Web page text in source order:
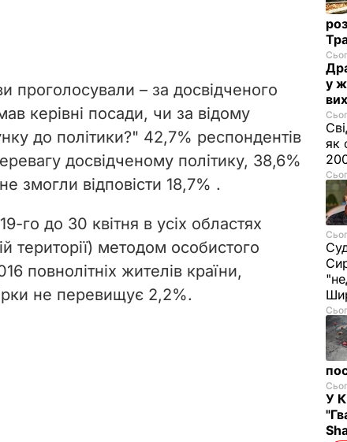
проголосували – за досвідченого
керівні посади, чи за відому
до політики?" 42,7% респондентів
досвідченому політику, 38,6%
змогли відповісти 18,7% .
го до 30 квітня в усіх областях
території) методом особистого
повнолітніх жителів країни,
не перевищує 2,2%.
у
як
У